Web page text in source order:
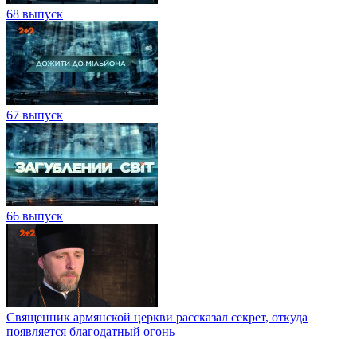
68 выпуск
67 выпуск
66 выпуск
Священник армянской церкви рассказал секрет, откуда
появляется благодатный огонь